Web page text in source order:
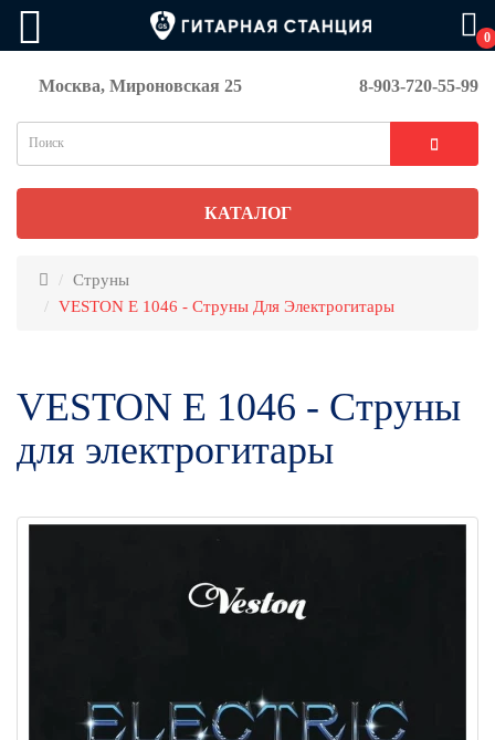
0
Москва, Мироновская 25 8-903-720-55-99
КАТАЛОГ
Струны
VESTON E 1046 - Струны Для Электрогитары
VESTON E 1046 - Струны
для электрогитары